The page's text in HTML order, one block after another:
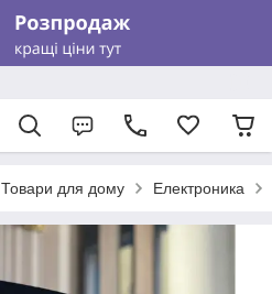
Товари для дому Електроника